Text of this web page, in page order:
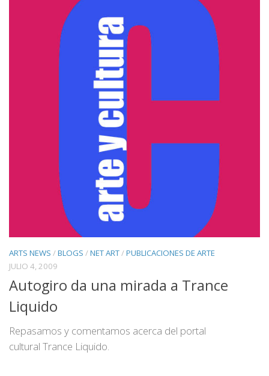
ARTS NEWS /BLOGS /NET ART/PUBLICACIONES DE ARTE
JULIO 4, 2009
Autogiro da una mirada a Trance
Liquido
Repasamos y comentamos acerca del portal
cultural Trance Liquido.